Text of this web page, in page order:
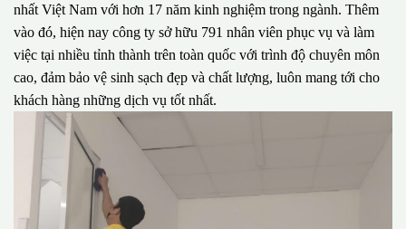
nhất Việt Nam với hơn 17 năm kinh nghiệm trong ngành. Thêm
vào đó, hiện nay công ty sở hữu 791 nhân viên phục vụ và làm
việc tại nhiều tỉnh thành trên toàn quốc với trình độ chuyên môn
cao, đảm bảo vệ sinh sạch đẹp và chất lượng, luôn mang tới cho
khách hàng những dịch vụ tốt nhất.